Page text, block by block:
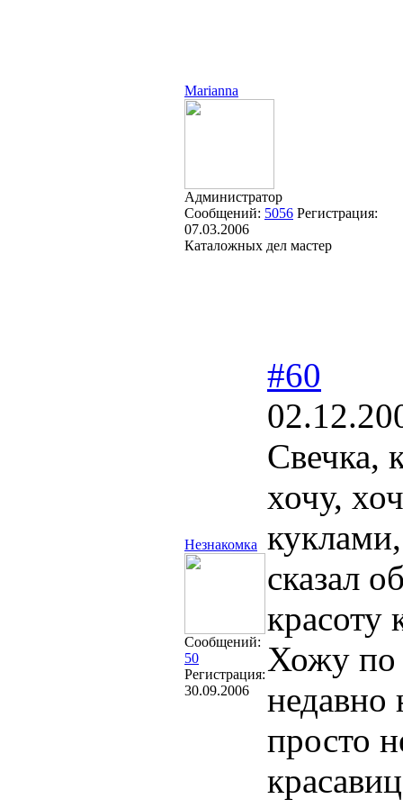
Marianna
Администратор
Сообщений: 5056 Регистрация:
07.03.2006
Каталожных дел мастер
Незнакомка
Сообщений:
50
Регистрация:
30.09.2006
#60
Свечка,
хочу,
сказал
красоту
Хожу по
недавно
просто